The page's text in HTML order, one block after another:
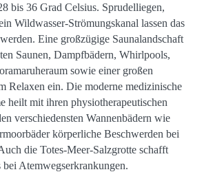
bis 36 Grad Celsius. Sprudelliegen,
Wildwasser-Strömungskanal lassen das
Eine großzügige Saunalandschaft
Saunen, Dampfbädern, Whirlpools,
sowie einer großen
Relaxen ein. Die moderne medizinische
heilt mit ihren physiotherapeutischen
verschiedensten Wannenbädern wie
körperliche Beschwerden bei
die Totes-Meer-Salzgrotte schafft
Atemwegserkrankungen.